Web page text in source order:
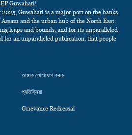
Guwahati!
Guwahati is a major port on the banks
and the urban hub of the North East.
leaps and bounds, and for its unparalleled
for an unparalleled publication, that people
আমাক যোগাযোগ কৰক
প্ৰতিক্ৰিয়া
Grievance Redressal